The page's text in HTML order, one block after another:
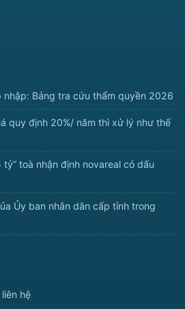
nhập: Bảng tra cứu thẩm quyền 2026
quy định 20%/ năm thì xử lý như thế
toà nhận định novareal có dấu
Ủy ban nhân dân cấp tỉnh trong
hệ